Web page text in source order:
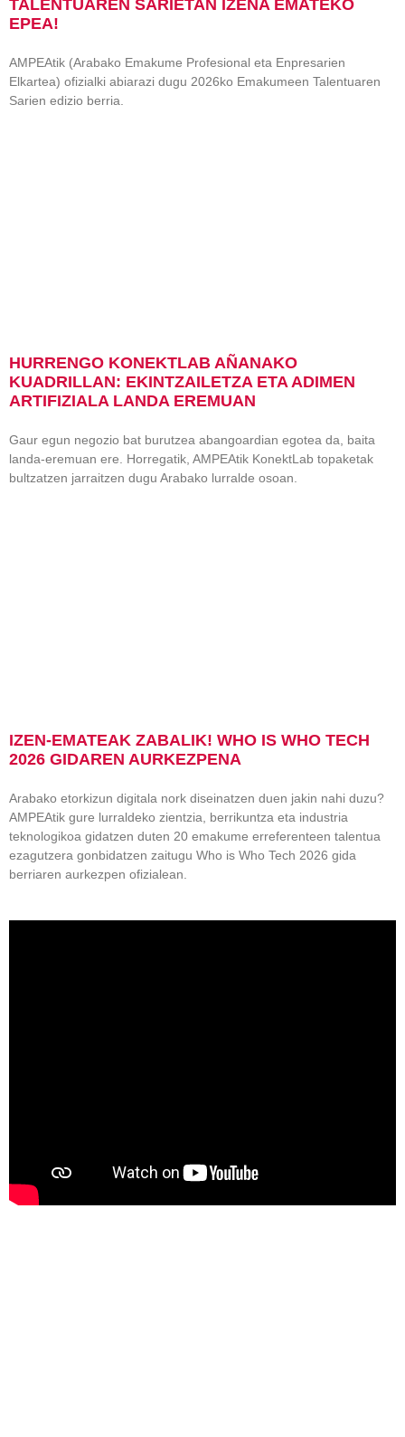
TALENTUAREN SARIETAN IZENA EMATEKO
EPEA!
AMPEAtik (Arabako Emakume Profesional eta Enpresarien
Elkartea) ofizialki abiarazi dugu 2026ko Emakumeen Talentuaren
Sarien edizio berria.
HURRENGO KONEKTLAB AÑANAKO
KUADRILLAN: EKINTZAILETZA ETA ADIMEN
ARTIFIZIALA LANDA EREMUAN
Gaur egun negozio bat burutzea abangoardian egotea da, baita
landa-eremuan ere. Horregatik, AMPEAtik KonektLab topaketak
bultzatzen jarraitzen dugu Arabako lurralde osoan.
IZEN-EMATEAK ZABALIK! WHO IS WHO TECH
2026 GIDAREN AURKEZPENA
Arabako etorkizun digitala nork diseinatzen duen jakin nahi duzu?
AMPEAtik gure lurraldeko zientzia, berrikuntza eta industria
teknologikoa gidatzen duten 20 emakume erreferenteen talentua
ezagutzera gonbidatzen zaitugu Who is Who Tech 2026 gida
berriaren aurkezpen ofizialean.